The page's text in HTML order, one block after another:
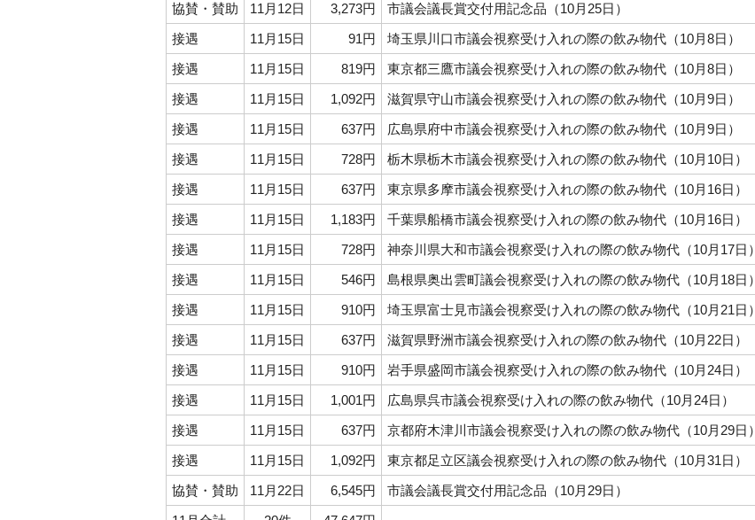
協賛・賛助
11月12日 3,273円
市議会議長賞交付用記念品（10月25日）
接遇
11月15日 91円
埼玉県川口市議会視察受け入れの際の飲み物代（10月8日）
接遇
11月15日 819円
東京都三鷹市議会視察受け入れの際の飲み物代（10月8日）
接遇
11月15日 1,092円
滋賀県守山市議会視察受け入れの際の飲み物代（10月9日）
接遇
11月15日 637円
広島県府中市議会視察受け入れの際の飲み物代（10月9日）
接遇
11月15日 728円
栃木県栃木市議会視察受け入れの際の飲み物代（10月10日）
接遇
11月15日 637円
東京県多摩市議会視察受け入れの際の飲み物代（10月16日）
接遇
11月15日 1,183円
千葉県船橋市議会視察受け入れの際の飲み物代（10月16日）
接遇
11月15日 728円
神奈川県大和市議会視察受け入れの際の飲み物代（10月17日）
接遇
11月15日 546円
島根県奥出雲町議会視察受け入れの際の飲み物代（10月18日）
接遇
11月15日 910円
埼玉県富士見市議会視察受け入れの際の飲み物代（10月21日）
接遇
11月15日 637円
滋賀県野洲市議会視察受け入れの際の飲み物代（10月22日）
接遇
11月15日 910円
岩手県盛岡市議会視察受け入れの際の飲み物代（10月24日）
接遇
11月15日 1,001円
広島県呉市議会視察受け入れの際の飲み物代（10月24日）
接遇
11月15日 637円
京都府木津川市議会視察受け入れの際の飲み物代（10月29日）
接遇
11月15日 1,092円
東京都足立区議会視察受け入れの際の飲み物代（10月31日）
協賛・賛助
11月22日 6,545円
市議会議長賞交付用記念品（10月29日）